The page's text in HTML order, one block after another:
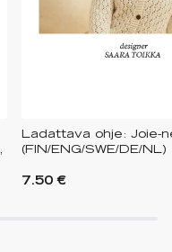
Ladattava ohje: Joie-
(FIN/ENG/SWE/DE/NL)
7.50 €